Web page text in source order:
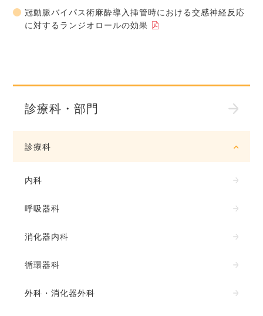
診療科・部門
診療科
内科
呼吸器科
消化器内科
循環器科
外科・消化器外科
冠動脈バイパス術麻酔導入挿管時における交感神経反応
に対するランジオロールの効果